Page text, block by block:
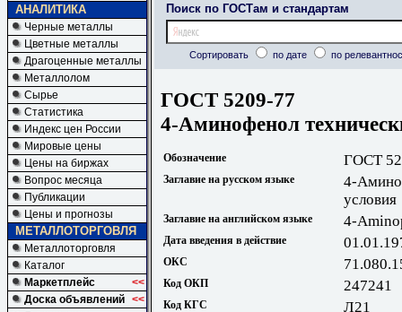
АНАЛИТИКА
Черные металлы
Цветные металлы
Драгоценные металлы
Металлолом
Сырье
Статистика
Индекс цен России
Мировые цены
Цены на биржах
Вопрос месяца
Публикации
Цены и прогнозы
МЕТАЛЛОТОРГОВЛЯ
Металлоторговля
Каталог
Маркетплейс
<<
Доска объявлений <<
Поиск по ГОСТам и стандартам
Сортировать по дате по
ГОСТ 5209-77
4-Аминофенол
Обозначение ГОСТ
Заглавие на русском языке
4-
условия
Заглавие на английском языке 4-
Дата введения в действие
ОКС
Код ОКП 247241
Код КГС Л21